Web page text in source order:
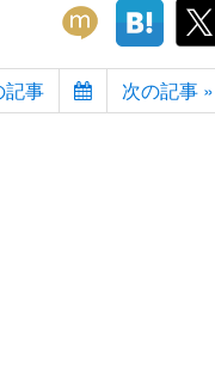
記事 次の記事 »